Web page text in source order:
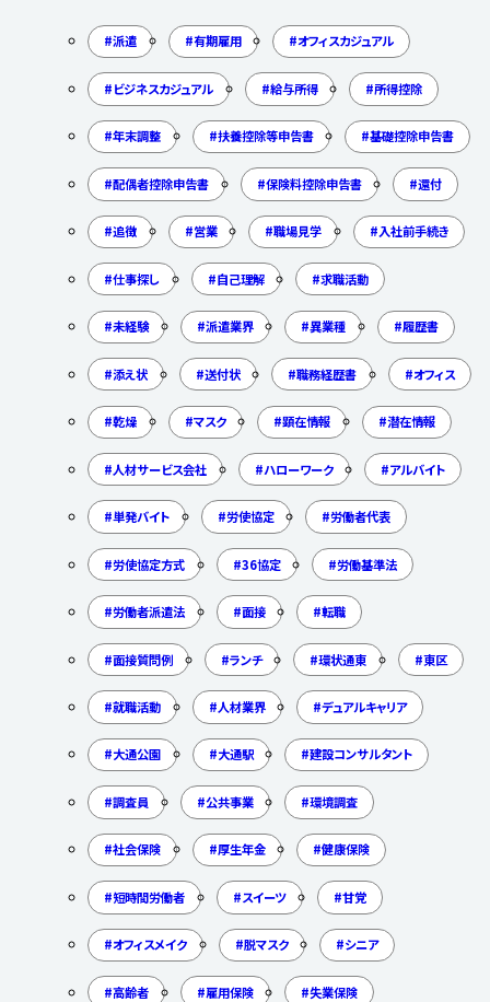
派遣 有期雇用 オフィスカジュアル
ビジネスカジュアル 給与所得 所得控除
年末調整 扶養控除等申告書 基礎控除申告書
配偶者控除申告書 保険料控除申告書 還付
追徴 営業 職場見学 入社前手続き
仕事探し 自己理解 求職活動
未経験 派遣業界 異業種 履歴書
添え状 送付状 職務経歴書 オフィス
乾燥 マスク 顕在情報 潜在情報
人材サービス会社 ハローワーク アルバイト
単発バイト 労使協定 労働者代表
労使協定方式 36協定 労働基準法
労働者派遣法 面接 転職
面接質問例 ランチ 環状通東 東区
就職活動 人材業界 デュアルキャリア
大通公園 大通駅 建設コンサルタント
調査員 公共事業 環境調査
社会保険 厚生年金 健康保険
短時間労働者 スイーツ 甘党
オフィスメイク 脱マスク シニア
高齢者 雇用保険 失業保険